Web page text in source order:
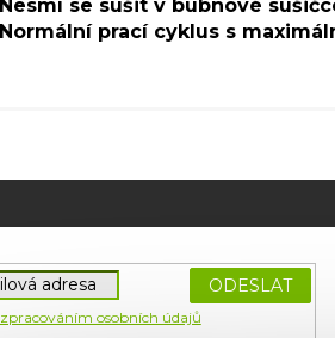
zpracováním osobních údajů
PŘIHLÁSIT